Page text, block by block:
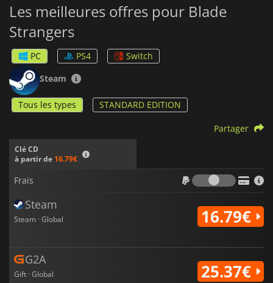
Les meilleures offres pour Blade
Strangers
PC PS4
Switch
Steam
Tous les types STANDARD EDITION
Clé CD
à partir de 16.79€
Partager
Frais
Frais
Steam
Steam · Global 16.79€
G2A
Gift · Global 25.37€